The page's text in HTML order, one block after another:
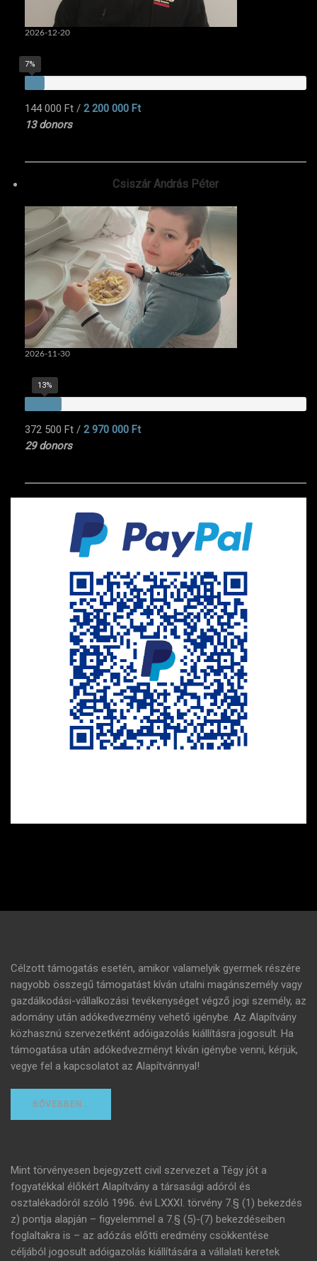
2026-12-20
7%
144 000 Ft / 2 200 000 Ft
13 donors
Csiszár András Péter
2026-11-30
13%
372 500 Ft / 2 970 000 Ft
29 donors
Célzott támogatás esetén, amikor valamelyik gyermek részére
nagyobb összegű támogatást kíván utalni magánszemély vagy
gazdálkodási-vállalkozási tevékenységet végző jogi személy, az
adomány után adókedvezmény vehető igénybe. Az Alapítvány
közhasznú szervezetként adóigazolás kiállításra jogosult. Ha
támogatása után adókedvezményt kíván igénybe venni, kérjük,
vegye fel a kapcsolatot az Alapítvánnyal!
BŐVEBBEN…
Mint törvényesen bejegyzett civil szervezet a Tégy jót a
fogyatékkal élőkért Alapítvány a társasági adóról és
osztalékadóról szóló 1996. évi LXXXI. törvény 7.§ (1) bekezdés
z) pontja alapján – figyelemmel a 7.§ (5)-(7) bekezdéseiben
foglaltakra is – az adózás előtti eredmény csökkentése
céljából jogosult adóigazolás kiállítására a vállalati keretek